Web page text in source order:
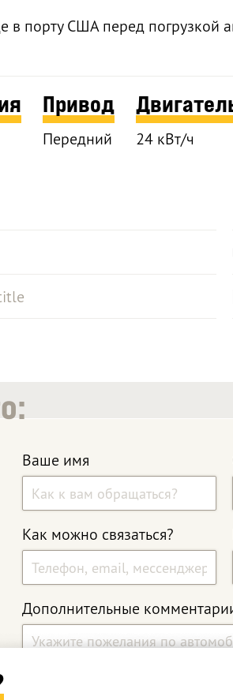
в порту США перед погрузкой
Привод
Передний 24 кВт/ч
Ваше имя
Как можно связаться?
Дополнительные